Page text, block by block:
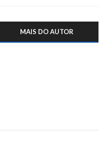
MAIS DO AUTOR